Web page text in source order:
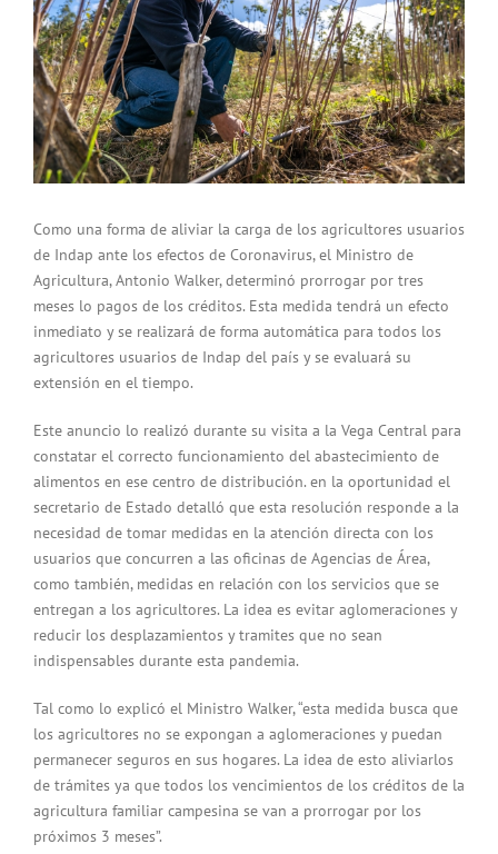
Como una forma de aliviar la carga de los agricultores usuarios
de Indap ante los efectos de Coronavirus, el Ministro de
Agricultura, Antonio Walker, determinó prorrogar por tres
meses lo pagos de los créditos. Esta medida tendrá un efecto
inmediato y se realizará de forma automática para todos los
agricultores usuarios de Indap del país y se evaluará su
extensión en el tiempo.
Este anuncio lo realizó durante su visita a la Vega Central para
constatar el correcto funcionamiento del abastecimiento de
alimentos en ese centro de distribución. en la oportunidad el
secretario de Estado detalló que esta resolución responde a la
necesidad de tomar medidas en la atención directa con los
usuarios que concurren a las oficinas de Agencias de Área,
como también, medidas en relación con los servicios que se
entregan a los agricultores. La idea es evitar aglomeraciones y
reducir los desplazamientos y tramites que no sean
indispensables durante esta pandemia.
Tal como lo explicó el Ministro Walker, “esta medida busca que
los agricultores no se expongan a aglomeraciones y puedan
permanecer seguros en sus hogares. La idea de esto aliviarlos
de trámites ya que todos los vencimientos de los créditos de la
agricultura familiar campesina se van a prorrogar por los
próximos 3 meses”.